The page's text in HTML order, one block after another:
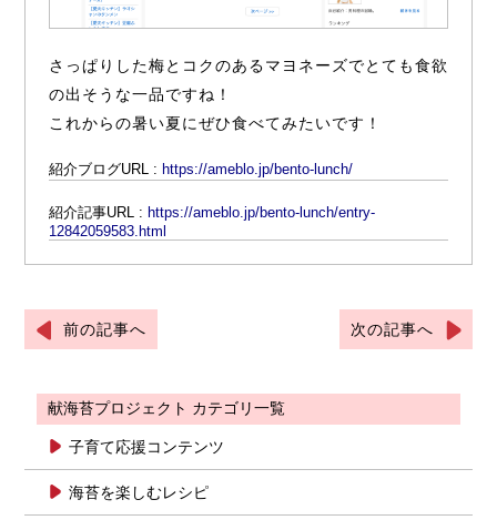
さっぱりした梅とコクのあるマヨネーズでとても食欲
の出そうな一品ですね！
これからの暑い夏にぜひ食べてみたいです！
紹介ブログURL : https://ameblo.jp/bento-lunch/
紹介記事URL : https://ameblo.jp/bento-lunch/entry-
12842059583.html
前の記事へ 次の記事へ
献海苔プロジェクト カテゴリ一覧
子育て応援コンテンツ
海苔を楽しむレシピ